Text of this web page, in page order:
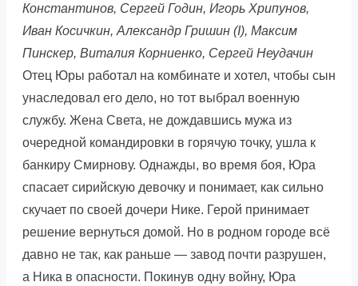
Константинов, Сергей Годин, Игорь Хрипунов,
Иван Косичкин, Александр Гришин (I), Максим
Пинскер, Виталия Корниенко, Сергей Неудачин
Отец Юры работал на комбинате и хотел, чтобы сын
унаследовал его дело, но тот выбрал военную
службу. Жена Света, не дождавшись мужа из
очередной командировки в горячую точку, ушла к
банкиру Смирнову. Однажды, во время боя, Юра
спасает сирийскую девочку и понимает, как сильно
скучает по своей дочери Нике. Герой принимает
решение вернуться домой. Но в родном городе всё
давно не так, как раньше — завод почти разрушен,
а Ника в опасности. Покинув одну войну, Юра